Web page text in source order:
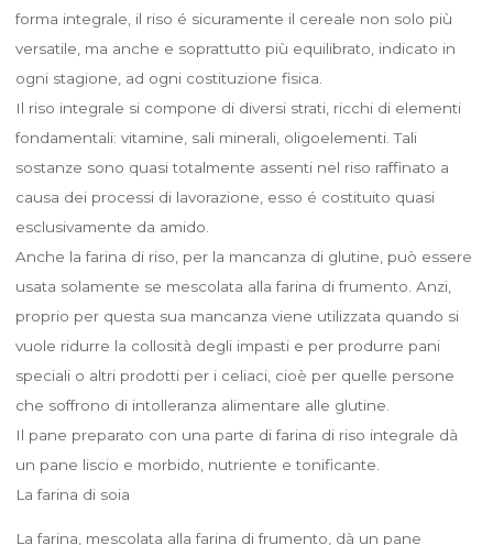
forma integrale, il riso é sicuramente il cereale non solo più
versatile, ma anche e soprattutto più equilibrato, indicato in
ogni stagione, ad ogni costituzione fisica.
Il riso integrale si compone di diversi strati, ricchi di elementi
fondamentali: vitamine, sali minerali, oligoelementi. Tali
sostanze sono quasi totalmente assenti nel riso raffinato a
causa dei processi di lavorazione, esso é costituito quasi
esclusivamente da amido.
Anche la farina di riso, per la mancanza di glutine, può essere
usata solamente se mescolata alla farina di frumento. Anzi,
proprio per questa sua mancanza viene utilizzata quando si
vuole ridurre la collosità degli impasti e per produrre pani
speciali o altri prodotti per i celiaci, cioè per quelle persone
che soffrono di intolleranza alimentare alle glutine.
Il pane preparato con una parte di farina di riso integrale dà
un pane liscio e morbido, nutriente e tonificante.
La farina di soia
La farina, mescolata alla farina di frumento, dà un pane